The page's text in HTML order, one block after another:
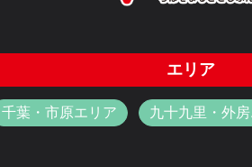
エリア
千葉・市原エリア 九十九里・外